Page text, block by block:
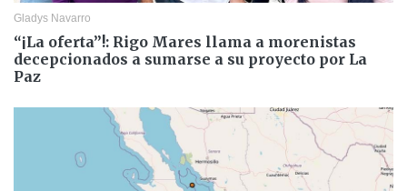
Gladys Navarro
“¡La oferta”!: Rigo Mares llama a morenistas
decepcionados a sumarse a su proyecto por La
Paz